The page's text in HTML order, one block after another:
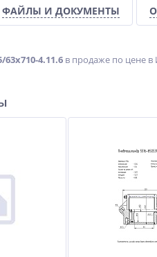
ХИТ
%
%
MS 2000M
ФАЙЛЫ И ДОКУМЕНТЫ
4.11.6 в продаже по цене в